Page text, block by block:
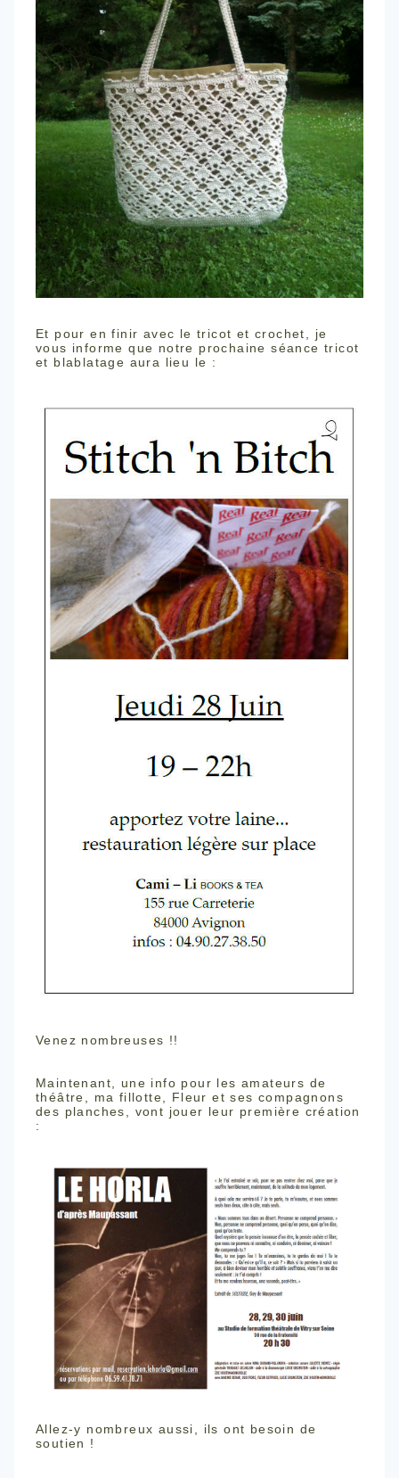
Et pour en finir avec le tricot et crochet, je
vous informe que notre prochaine séance tricot
et blablatage aura lieu le :
Venez nombreuses !!
Maintenant, une info pour les amateurs de
théâtre, ma fillotte, Fleur et ses compagnons
des planches, vont jouer leur première création
:
Allez-y nombreux aussi, ils ont besoin de
soutien !